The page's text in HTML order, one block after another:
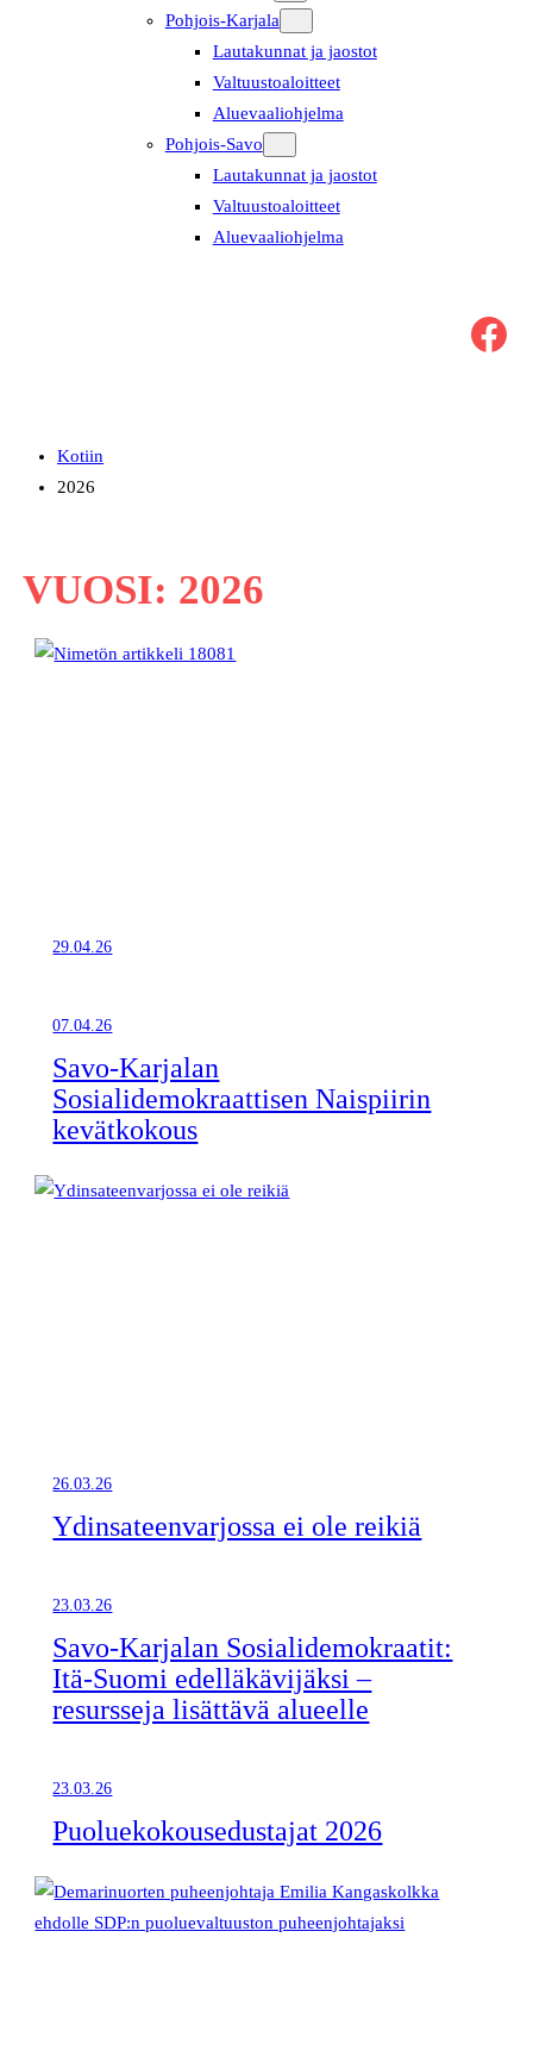
Pohjois-Karjala
Lautakunnat ja jaostot
Valtuustoaloitteet
Aluevaaliohjelma
Pohjois-Savo
Lautakunnat ja jaostot
Valtuustoaloitteet
Aluevaaliohjelma
Facebook
Kotiin
2026
VUOSI: 2026
29.04.26
07.04.26
Savo-Karjalan
Sosialidemokraattisen Naispiirin
kevätkokous
26.03.26
Ydinsateenvarjossa ei ole reikiä
23.03.26
Savo-Karjalan Sosialidemokraatit:
Itä-Suomi edelläkävijäksi –
resursseja lisättävä alueelle
23.03.26
Puoluekokousedustajat 2026